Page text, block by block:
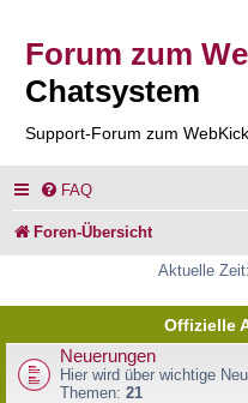
Forum zum
Chatsystem
Support-Forum zum
FAQ
Foren-Übersicht
Aktuelle
Offizielle
Neuerungen
Hier wird über wichtige
Themen: 21